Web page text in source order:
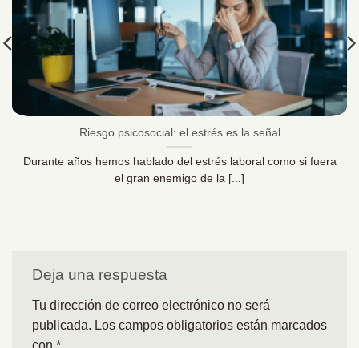
Riesgo psicosocial: el estrés es la señal
Durante años hemos hablado del estrés laboral como si fuera
el gran enemigo de la [...]
Deja una respuesta
Tu dirección de correo electrónico no será
publicada. Los campos obligatorios están marcados
con *